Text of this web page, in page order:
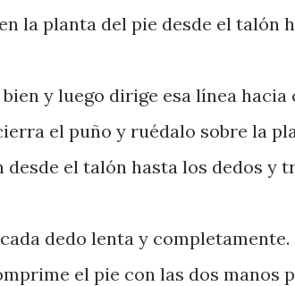
la planta del pie desde el talón
y luego dirige esa línea hacia
el puño y ruédalo sobre la
desde el talón hasta los dedos y
dedo lenta y completamente.
el pie con las dos manos